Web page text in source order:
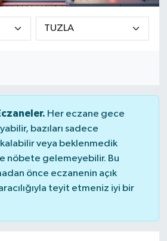
Her eczane gece
bazıları sadece
veya beklenmedik
nöbete gelemeyebilir. Bu
önce eczanenin açık
teyit etmeniz iyi bir